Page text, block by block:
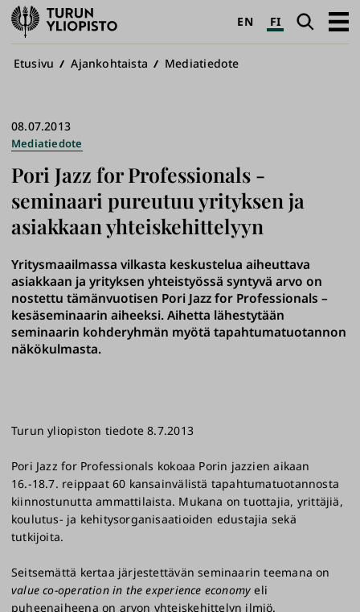
Turun
yliopisto
EN FI Haku
Avaa
Murupolku
Etusivu Ajankohtaista Mediatiedote
Pori Jazz for Professionals -
seminaari pureutuu yrityksen ja
asiakkaan yhteiskehittelyyn
08.07.2013
Mediatiedote
Yritysmaailmassa vilkasta keskustelua aiheuttava
asiakkaan ja yrityksen yhteistyössä syntyvä arvo on
nostettu tämänvuotisen Pori Jazz for Professionals –
kesäseminaarin aiheeksi. Aihetta lähestytään
seminaarin kohderyhmän myötä tapahtumatuotannon
näkökulmasta.
​Turun yliopiston tiedote 8.7.2013
Pori Jazz for Professionals kokoaa Porin jazzien aikaan
16.-18.7. reippaat 60 kansainvälistä tapahtumatuotannosta
kiinnostunutta ammattilaista. Mukana on tuottajia, yrittäjiä,
koulutus- ja kehitysorganisaatioiden edustajia sekä
tutkijoita.
Seitsemättä kertaa järjestettävän seminaarin teemana on
value co-operation in the experience economyeli
puheenaiheena on arvon yhteiskehittelyn ilmiö.